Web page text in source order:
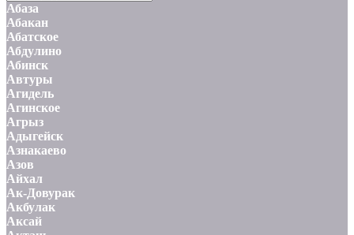
Абаза
Абакан
Абатское
Абдулино
Абинск
Автуры
Агидель
Агинское
Агрыз
Адыгейск
Азнакаево
Азов
Айхал
Ак-Довурак
Акбулак
Аксай